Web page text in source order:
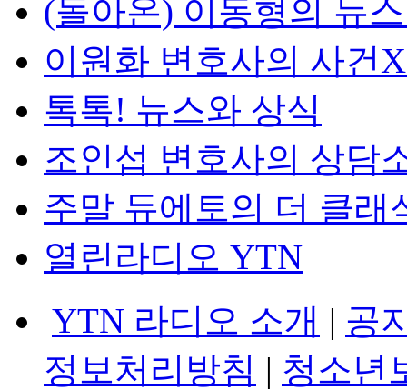
(돌아온) 이동형의 뉴
이원화 변호사의 사건
톡톡! 뉴스와 상식
조인섭 변호사의 상담
주말 듀에토의 더 클래
열린라디오 YTN
YTN 라디오 소개 | 공
정보처리방침 | 청소년